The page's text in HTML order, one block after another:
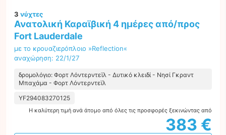
3 νύχτες
Ανατολική Καραϊβική 4 ημέρες από/προς
Fort Lauderdale
με το κρουαζιερόπλοιο »Reflection«
αναχώρηση: 22/1/27
δρομολόγιο: Φορτ Λόντερντεϊλ - Δυτικό κλειδί - Νησί Γκραντ
Μπαχάμα - Φορτ Λόντερντεϊλ
YF294083270125
Η καλύτερη τιμή ανά άτομο από όλες τις προσφορές ξεκινώντας από
383 €